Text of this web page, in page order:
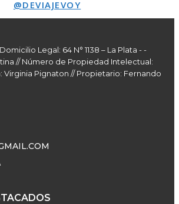
@DEVIAJEVOY
Legal: 64 N° 1138 – La Plata - -
// Número de Propiedad Intelectual:
Virginia Pignaton // Propietario: Fernando